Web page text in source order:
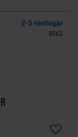
2-5 vardagar
3962